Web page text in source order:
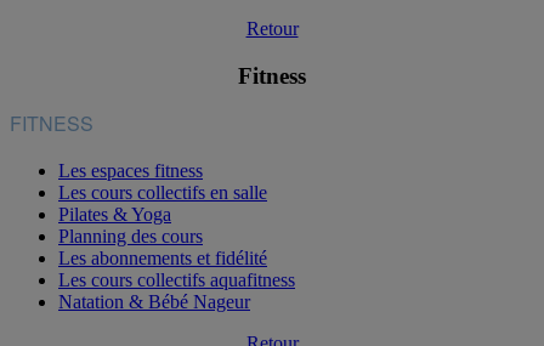
Retour
Fitness
FITNESS
Les espaces fitness
Les cours collectifs en salle
Pilates & Yoga
Planning des cours
Les abonnements et fidélité
Les cours collectifs aquafitness
Natation & Bébé Nageur